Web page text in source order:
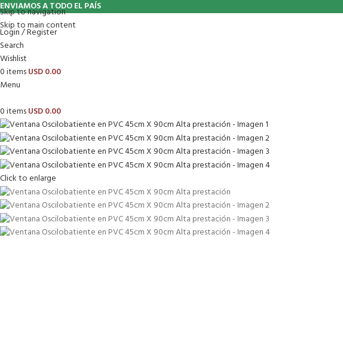
Skip to navigation
Skip to main content
ENVIAMOS A TODO EL PAÍS
Login / Register
Search
Wishlist
0itemsUSD0.00
Menu
0itemsUSD0.00
Click to enlarge